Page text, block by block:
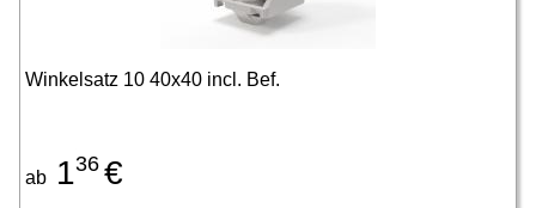
Winkelsatz 10 40x40 incl. Bef.
ab 136 €